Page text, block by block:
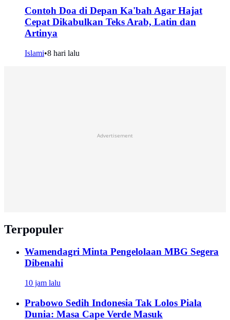
Contoh Doa di Depan Ka'bah Agar Hajat
Cepat Dikabulkan Teks Arab, Latin dan
Artinya
Islami•8 hari lalu
Advertisement
Terpopuler
Wamendagri Minta Pengelolaan MBG Segera
Dibenahi
10 jam lalu
Prabowo Sedih Indonesia Tak Lolos Piala
Dunia: Masa Cape Verde Masuk